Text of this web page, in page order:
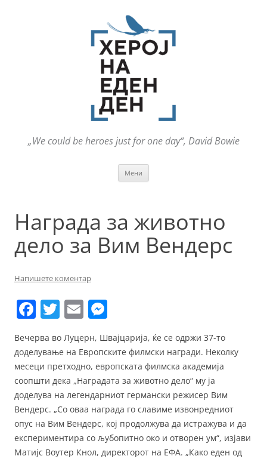
„We could be heroes just for one day“, David Bowie
Мени
Награда за животно
дело за Вим Вендерс
Напишете коментар
F
c
e
b
o
o
k
T
w
itt
er
E
m
ai
l
ss
e
n
g
er
Вечерва во Луцерн, Швајцарија, ќе се одржи 37-то
доделување на Европските филмски награди. Неколку
месеци претходно, европската филмска академија
соопшти дека „Наградата за животно дело“ му ја
доделува на легендарниот германски режисер Вим
Вендерс. „Со оваа награда го славиме извонредниот
опус на Вим Вендерс, кој продолжува да истражува и да
експериментира со љубопитно око и отворен ум“, изјави
Матијс Воутер Кнол, директорот на ЕФА. „Како еден од